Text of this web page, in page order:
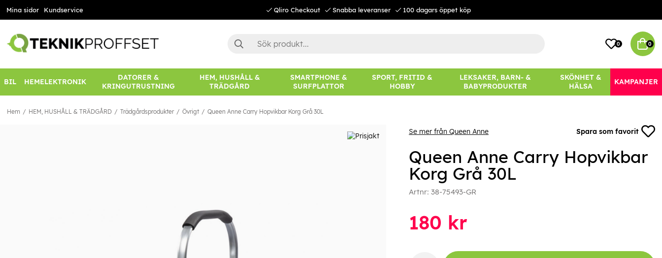
Mina sidor Kundservice Qliro Checkout Snabba leveranser 100 dagars öppet köp
0 0
BIL HEMELEKTRONIK
DATORER &
KRINGUTRUSTNING
HEM, HUSHÅLL &
TRÄDGÅRD
SMARTPHONE &
SURFPLATTOR
SPORT, FRITID &
HOBBY
LEKSAKER, BARN- &
BABYPRODUKTER
SKÖNHET &
HÄLSA
KAMPANJER
Hem HEM, HUSHÅLL & TRÄDGÅRD Trädgårdsprodukter Övrigt Queen Anne Carry Hopvikbar Korg Grå 30L
Se mer från Queen Anne Spara som favorit
Queen Anne Carry Hopvikbar
Korg Grå 30L
Artnr: 38-75493-GR
180 kr